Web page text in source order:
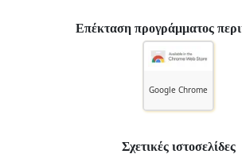
Επέκταση προγράμματος
Google Chrome
Σχετικές ιστοσελίδες